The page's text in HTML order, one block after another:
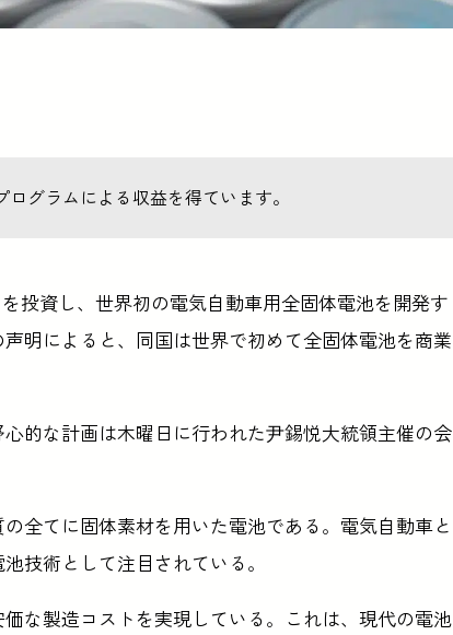
グラムによる収益を得ています。
投資し、世界初の電気自動車用全固体電池を開発す
明によると、同国は世界で初めて全固体電池を商業
的な計画は木曜日に行われた尹錫悦大統領主催の会
全てに固体素材を用いた電池である。電気自動車と
技術として注目されている。
な製造コストを実現している。これは、現代の電池